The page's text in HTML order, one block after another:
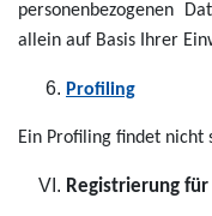
personenbezogenen
allein auf Basis Ihrer
Profiling
Ein Profiling findet nicht
Registrierung